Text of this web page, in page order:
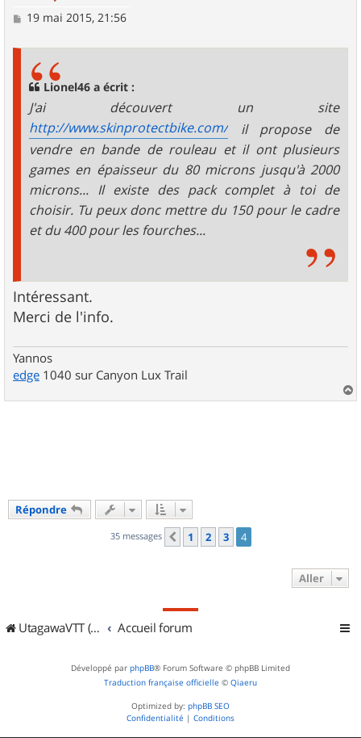
M19 mai 2015, 21:56
Lionel46 a écrit :
J'ai découvert un site
http://www.skinprotectbike.com/ il propose de
vendre en bande de rouleau et il ont plusieurs
games en épaisseur du 80 microns jusqu'à 2000
microns... Il existe des pack complet à toi de
choisir. Tu peux donc mettre du 150 pour le cadre
et du 400 pour les fourches...
Intéressant.
Merci de l'info.
Yannos
edge 1040 sur Canyon Lux Trail
a
Répondre
35 messages Précédent
1 2 3 4
Aller
UtagawaVTT (Randos VTT et VTTAE avec traces GPS) Accueil forum
Développé par phpBB® Forum Software © phpBB Limited
Traduction française officielle © Qiaeru
Optimized by: phpBB SEO
Confidentialité | Conditions